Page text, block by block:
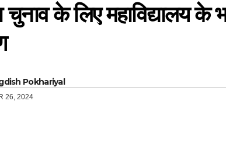
के लिए महाविद्यालय के
Pokhariyal
26, 2024